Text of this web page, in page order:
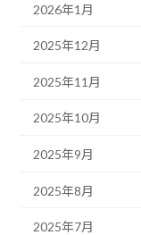
2026年1月
2025年12月
2025年11月
2025年10月
2025年9月
2025年8月
2025年7月